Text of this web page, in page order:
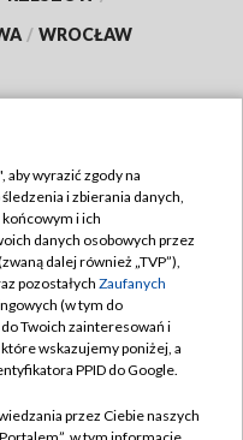
/ WROCŁAW
TVP
wyrazić zgody na
i zbierania danych,
i ich
danych osobowych przez
dalej również „TVP”),
pozostałych Zaufanych
(w tym do
Twoich zainteresowań i
wskazujemy poniżej, a
PPID do Google.
przez Ciebie naszych